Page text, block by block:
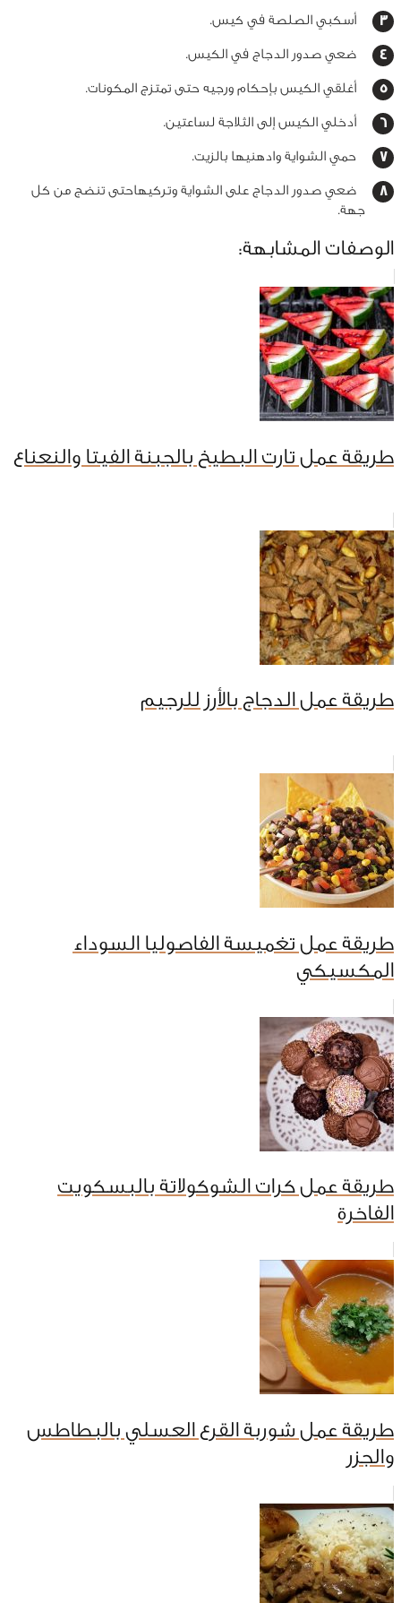
أسكبي الصلصة في كيس.
ضعي صدور الدجاج في الكيس.
أغلقي الكيس بإحكام ورجيه حتى تمتزج المكونات.
أدخلي الكيس إلى الثلاجة لساعتين.
حمي الشواية وادهنيها بالزيت.
ضعي صدور الدجاج على الشواية وتركيهاحتى تنضج من كل
جهة.
الوصفات المشابهة:
طريقة عمل تارت البطيخ بالجبنة الفيتا والنعناع
طريقة عمل الدجاج بالأرز للرجيم
طريقة عمل تغميسة الفاصوليا السوداء
المكسيكي
طريقة عمل كرات الشوكولاتة بالبسكويت
الفاخرة
طريقة عمل شوربة القرع العسلي بالبطاطس
والجزر